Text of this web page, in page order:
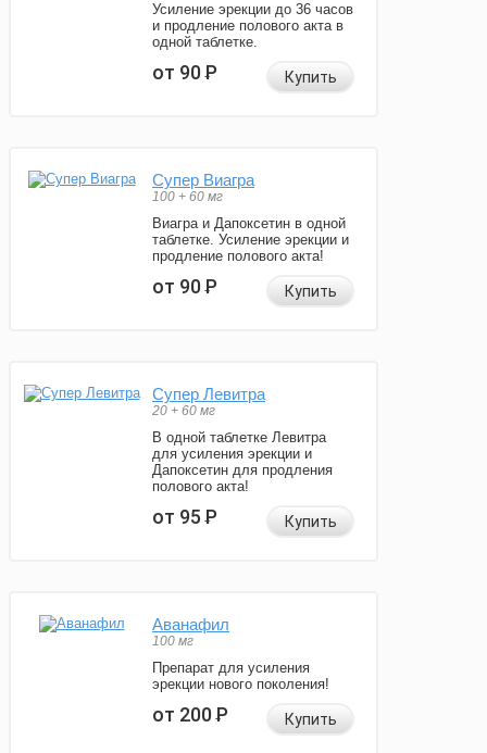
Усиление эрекции до 36 часов
и продление полового акта в
одной таблетке.
от 90Р Купить
Супер Виагра
100 + 60 мг
Виагра и Дапоксетин в одной
таблетке. Усиление эрекции и
продление полового акта!
от 90Р Купить
Супер Левитра
20 + 60 мг
В одной таблетке Левитра
для усиления эрекции и
Дапоксетин для продления
полового акта!
от 95Р Купить
Аванафил
100 мг
Препарат для усиления
эрекции нового поколения!
от 200Р Купить